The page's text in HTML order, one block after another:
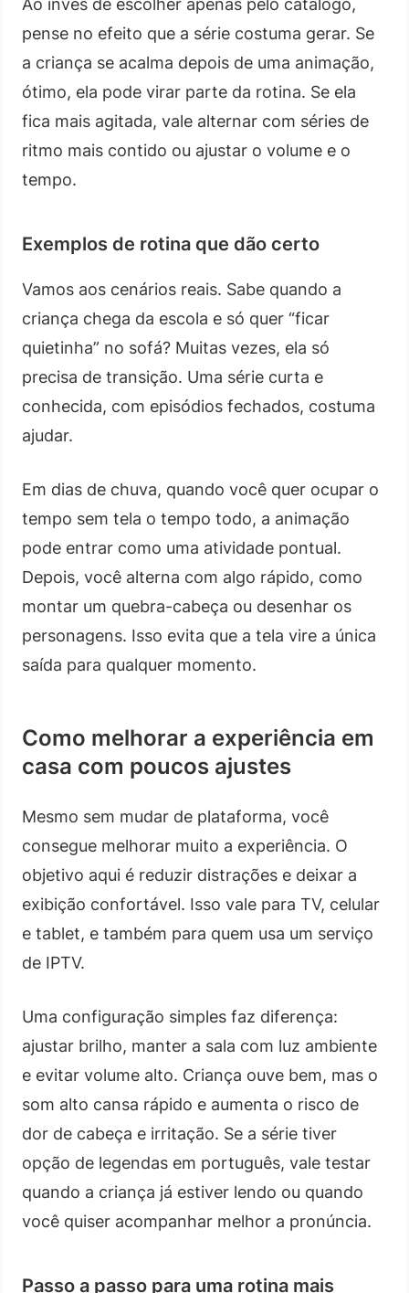
Ao invés de escolher apenas pelo catálogo,
pense no efeito que a série costuma gerar. Se
a criança se acalma depois de uma animação,
ótimo, ela pode virar parte da rotina. Se ela
fica mais agitada, vale alternar com séries de
ritmo mais contido ou ajustar o volume e o
tempo.
Exemplos de rotina que dão certo
Vamos aos cenários reais. Sabe quando a
criança chega da escola e só quer “ficar
quietinha” no sofá? Muitas vezes, ela só
precisa de transição. Uma série curta e
conhecida, com episódios fechados, costuma
ajudar.
Em dias de chuva, quando você quer ocupar o
tempo sem tela o tempo todo, a animação
pode entrar como uma atividade pontual.
Depois, você alterna com algo rápido, como
montar um quebra-cabeça ou desenhar os
personagens. Isso evita que a tela vire a única
saída para qualquer momento.
Como melhorar a experiência em
casa com poucos ajustes
Mesmo sem mudar de plataforma, você
consegue melhorar muito a experiência. O
objetivo aqui é reduzir distrações e deixar a
exibição confortável. Isso vale para TV, celular
e tablet, e também para quem usa um serviço
de IPTV.
Uma configuração simples faz diferença:
ajustar brilho, manter a sala com luz ambiente
e evitar volume alto. Criança ouve bem, mas o
som alto cansa rápido e aumenta o risco de
dor de cabeça e irritação. Se a série tiver
opção de legendas em português, vale testar
quando a criança já estiver lendo ou quando
você quiser acompanhar melhor a pronúncia.
Passo a passo para uma rotina mais